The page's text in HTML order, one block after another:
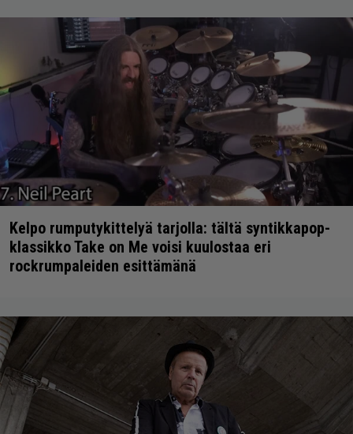
Kelpo rumputykittelyä tarjolla: tältä syntikkapop-
klassikko Take on Me voisi kuulostaa eri
rockrumpaleiden esittämänä